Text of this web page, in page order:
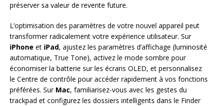
préserver sa valeur de revente future.
L’optimisation des paramètres de votre nouvel appareil peut
transformer radicalement votre expérience utilisateur. Sur
iPhone et iPad, ajustez les paramètres d’affichage (luminosité
automatique, True Tone), activez le mode sombre pour
économiser la batterie sur les écrans OLED, et personnalisez
le Centre de contrôle pour accéder rapidement à vos fonctions
préférées. Sur Mac, familiarisez-vous avec les gestes du
trackpad et configurez les dossiers intelligents dans le Finder